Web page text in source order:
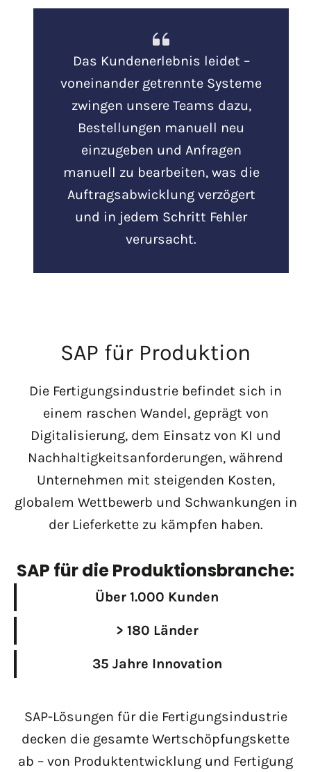
Das Kundenerlebnis leidet –
voneinander getrennte Systeme
zwingen unsere Teams dazu,
Bestellungen manuell neu
einzugeben und Anfragen
manuell zu bearbeiten, was die
Auftragsabwicklung verzögert
und in jedem Schritt Fehler
verursacht.
SAP für Produktion
Die Fertigungsindustrie befindet sich in
einem raschen Wandel, geprägt von
Digitalisierung, dem Einsatz von KI und
Nachhaltigkeitsanforderungen, während
Unternehmen mit steigenden Kosten,
globalem Wettbewerb und Schwankungen in
der Lieferkette zu kämpfen haben.
SAP für die Produktionsbranche:
Über 1.000 Kunden
> 180 Länder
35 Jahre Innovation
SAP-Lösungen für die Fertigungsindustrie
decken die gesamte Wertschöpfungskette
ab – von Produktentwicklung und Fertigung